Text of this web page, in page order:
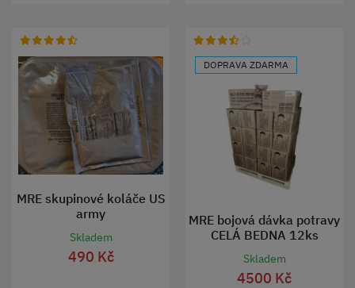
MRE skupinové koláče US
army
Skladem
490 Kč
DOPRAVA ZDARMA
MRE bojová dávka potravy
CELÁ BEDNA 12ks
Skladem
4500 Kč